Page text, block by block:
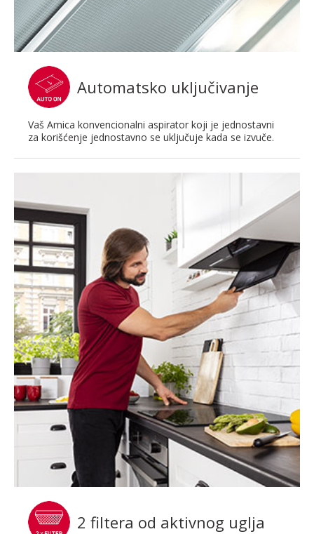
Automatsko uključivanje
Vaš Amica konvencionalni aspirator koji je jednostavni
za korišćenje jednostavno se uključuje kada se izvuče.
2 filtera od aktivnog uglja